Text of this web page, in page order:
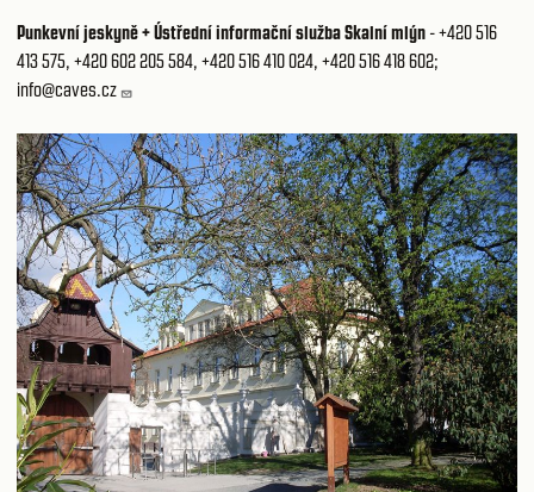
Punkevní jeskyně + Ústřední informační služba Skalní mlýn -+420 516
413 575, +420 602 205 584, +420 516 410 024, +420 516 418 602;
info@caves.cz